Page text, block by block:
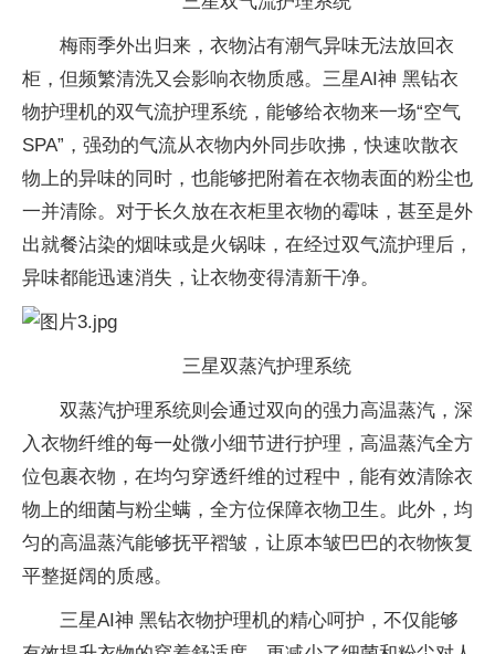
梅雨季外出归来，衣物沾有潮气异味无法放回衣
柜，但频繁清洗又会影响衣物质感。三星AI神 黑钻衣
物护理机的双气流护理系统，能够给衣物来一场“空气
SPA”，强劲的气流从衣物内外同步吹拂，快速吹散衣
物上的异味的同时，也能够把附着在衣物表面的粉尘也
一并清除。对于长久放在衣柜里衣物的霉味，甚至是外
出就餐沾染的烟味或是火锅味，在经过双气流护理后，
异味都能迅速消失，让衣物变得清新干净。
三星双蒸汽护理系统
双蒸汽护理系统则会通过双向的强力高温蒸汽，深
入衣物纤维的每一处微小细节进行护理，高温蒸汽全方
位包裹衣物，在均匀穿透纤维的过程中，能有效清除衣
物上的细菌与粉尘螨，全方位保障衣物卫生。此外，均
匀的高温蒸汽能够抚平褶皱，让原本皱巴巴的衣物恢复
平整挺阔的质感。
三星AI神 黑钻衣物护理机的精心呵护，不仅能够